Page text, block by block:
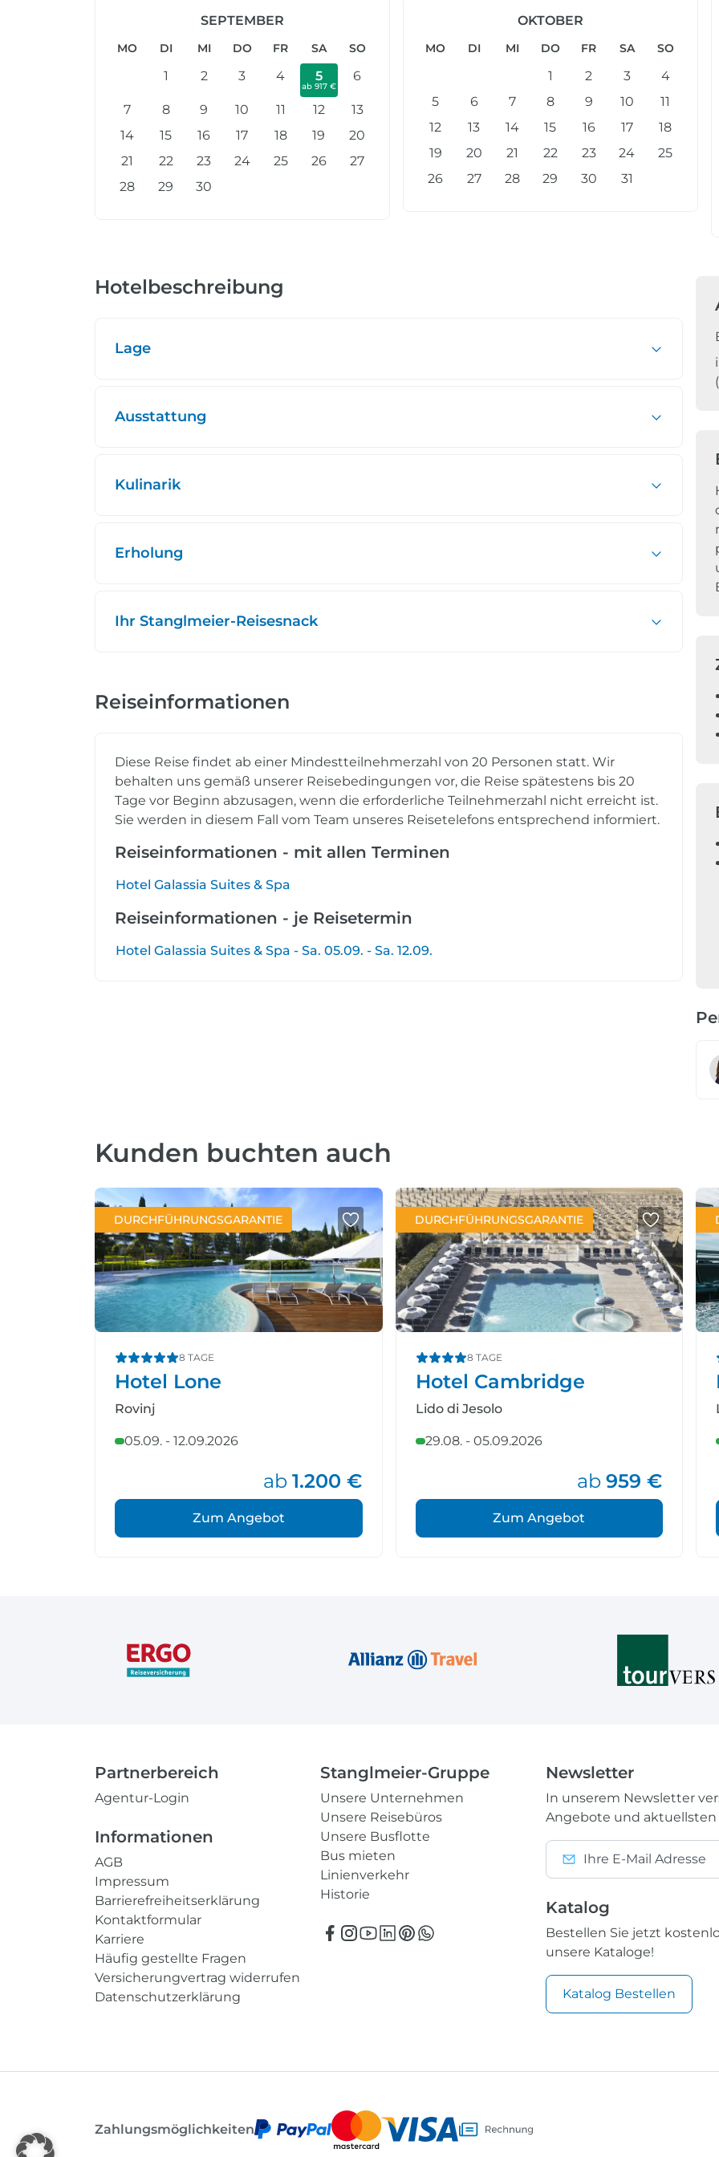
SEPTEMBER
MO DI MI DO FR SA SO
1 2 3 4 5
ab 917 €
6
7 8 9 10 11 12
13
14
15 16 17 18 19
20
21
22 23 24 25 26
27
28
29 30
OKTOBER
MO DI MI DO FR SA SO
1 2 3
4
5
6 7 8 9 10
11
12
13 14 15 16 17
18
19
20 21 22 23 24
25
26
27 28 29 30 31
Hotelbeschreibung
Lage
Ausstattung
Kulinarik
Erholung
Ihr Stanglmeier-Reisesnack
Reiseinformationen
Diese Reise findet ab einer Mindestteilnehmerzahl von 20 Personen statt. Wir
behalten uns gemäß unserer Reisebedingungen vor, die Reise spätestens bis 20
Tage vor Beginn abzusagen, wenn die erforderliche Teilnehmerzahl nicht erreicht ist.
Sie werden in diesem Fall vom Team unseres Reisetelefons entsprechend informiert.
Reiseinformationen - mit allen Terminen
Hotel Galassia Suites & Spa
Reiseinformationen - je Reisetermin
Hotel Galassia Suites & Spa - Sa. 05.09. - Sa. 12.09.
Kunden buchten auch
DURCHFÜHRUNGSGARANTIE
8 TAGE
Hotel Lone
Rovinj
05.09. - 12.09.2026
ab 1.200 €
Zum Angebot
DURCHFÜHRUNGSGARANTIE
8 TAGE
Hotel Cambridge
Lido di Jesolo
29.08. - 05.09.2026
ab959 €
Zum Angebot
Partnerbereich
Agentur-Login
Informationen
AGB
Impressum
Barrierefreiheitserklärung
Kontaktformular
Karriere
Häufig gestellte Fragen
Versicherungvertrag widerrufen
Datenschutzerklärung
Stanglmeier-Gruppe
Unsere Unternehmen
Unsere Reisebüros
Unsere Busflotte
Bus mieten
Linienverkehr
Historie
Newsletter
In unserem Newsletter
Angebote und aktuellsten
Katalog
Bestellen Sie jetzt
unsere Kataloge!
Katalog Bestellen
Zahlungsmöglichkeiten